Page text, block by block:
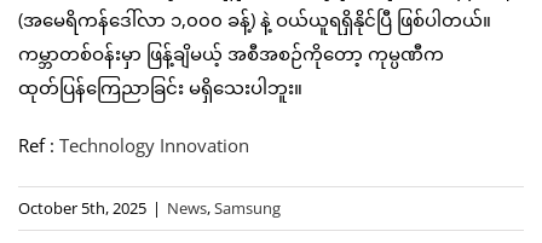
(အမေရိကန်ဒေါ်လာ ၁,၀၀၀ ခန့်) နဲ့ ဝယ်ယူရရှိနိုင်ပြီ ဖြစ်ပါတယ်။
ကမ္ဘာတစ်ဝန်းမှာ ဖြန့်ချိမယ့် အစီအစဉ်ကိုတော့ ကုမ္ပဏီက
ထုတ်ပြန်ကြေညာခြင်း မရှိသေးပါဘူး။
Ref : Technology Innovation
October 5th, 2025 | News,Samsung